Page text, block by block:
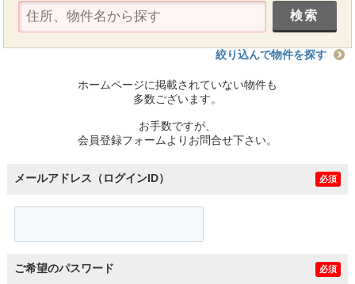
絞り込んで物件を探す
ホームページに掲載されていない物件も
多数ございます。
お手数ですが、
会員登録フォームよりお問合せ下さい。
メールアドレス（ログインID） 必須
ご希望のパスワード 必須